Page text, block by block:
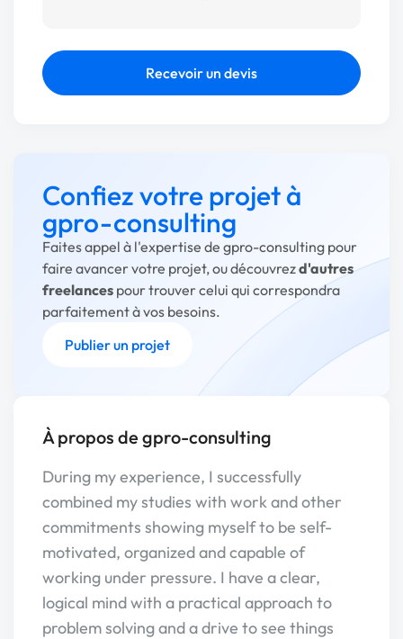
Recevoir un devis
Confiez votre projet à
gpro-consulting
Faites appel à l'expertise de gpro-consulting pour
faire avancer votre projet, ou découvrezd'autres
freelances pour trouver celui qui correspondra
parfaitement à vos besoins.
Publier un projet
À propos de gpro-consulting
During my experience, I successfully
combined my studies with work and other
commitments showing myself to be self-
motivated, organized and capable of
working under pressure. I have a clear,
logical mind with a practical approach to
problem solving and a drive to see things